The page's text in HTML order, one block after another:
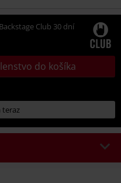
Club 30 dní
do košíka
teraz